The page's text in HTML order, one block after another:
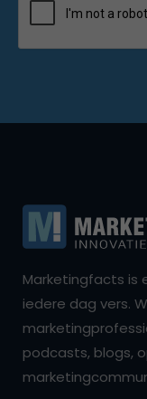
Marketingfacts is
iedere dag vers.
podcasts, blogs,